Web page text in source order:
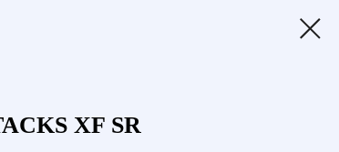
XF SR